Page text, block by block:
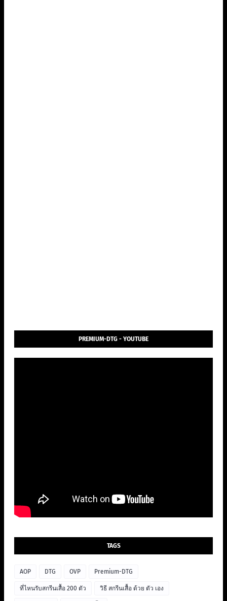
PREMIUM-DTG - YOUTUBE
TAGS
AOP DTG OVP Premium-DTG
ที่ไหนรับสกรีนเสื้อ 200 ตัว วิธี สกรีนเสื้อ ด้วย ตัว เอง